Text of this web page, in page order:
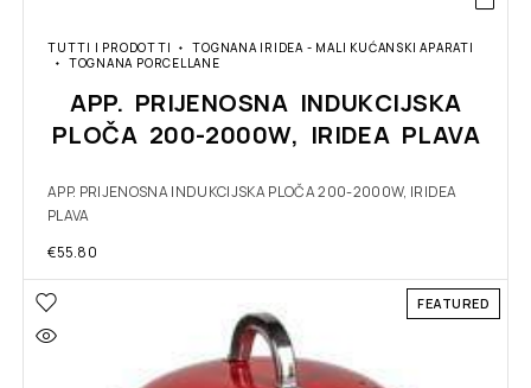
TUTTI I PRODOTTI
TOGNANA IRIDEA - MALI KUĆANSKI APARATI
TOGNANA PORCELLANE
APP. PRIJENOSNA INDUKCIJSKA
PLOČA 200-2000W, IRIDEA PLAVA
APP. PRIJENOSNA INDUKCIJSKA PLOČA 200-2000W, IRIDEA
PLAVA
€55.80
FEATURED